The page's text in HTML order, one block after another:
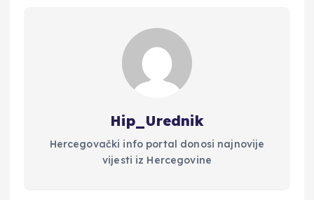
Hip_Urednik
Hercegovački info portal donosi najnovije
vijesti iz Hercegovine